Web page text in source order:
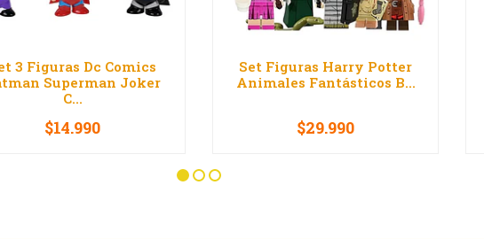
3 Figuras Dc Comics
Superman Joker
C...
+
$14.990
Set Figuras Harry Potter
Animales Fantásticos B...
VER OPCIONES
$29.990